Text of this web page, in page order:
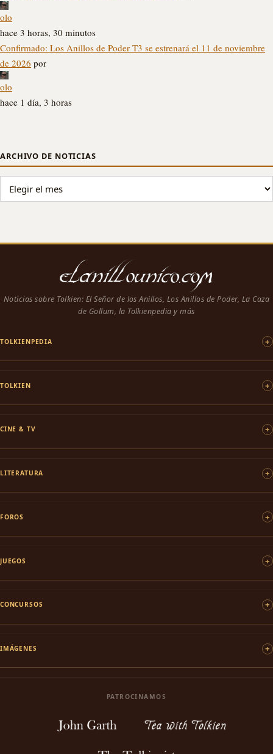
olo
hace 3 horas, 30 minutos
Confirmado: Los Anillos de Poder T3 se estrenará el 11 de noviembre
de 2026 por
olo
hace 1 día, 3 horas
ARCHIVO DE NOTICIAS
ARCHIVO DE NOTICIAS
Noticias sobre Tolkien: El Señor de los Anillos, Los Anillos de Poder, La Caza
de Gollum, la Tolkienpedia y más
TOLKIENPEDIA
TOLKIEN
CINE & TV
LITERATURA
FOROS
JUEGOS
CONCURSOS
IMÁGENES
PATROCINAMOS